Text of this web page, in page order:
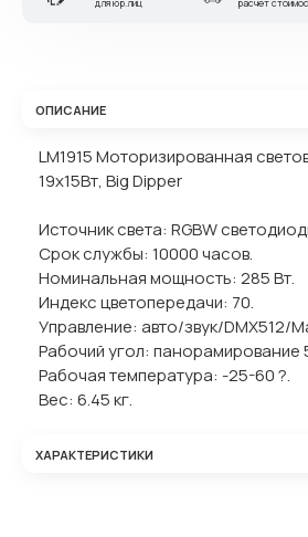
для юр.лиц расчет
ОПИСАНИЕ
LM1915 Моторизированная
19х15Вт, Big Dipper
Источник света: RGBW
Срок службы: 10000 часов.
Номинальная мощность: 285 Вт.
Индекс цветопередачи: 70.
Управление: авто/звук/DMX512/
Рабочий угол: панорамирование
Рабочая температура: -25-60 ?.
Вес: 6.45 кг.
ХАРАКТЕРИСТИКИ